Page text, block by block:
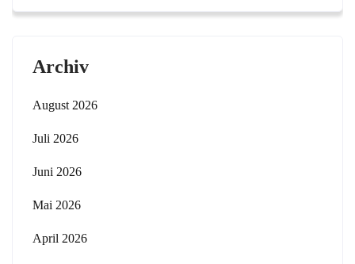
Archiv
August 2026
Juli 2026
Juni 2026
Mai 2026
April 2026